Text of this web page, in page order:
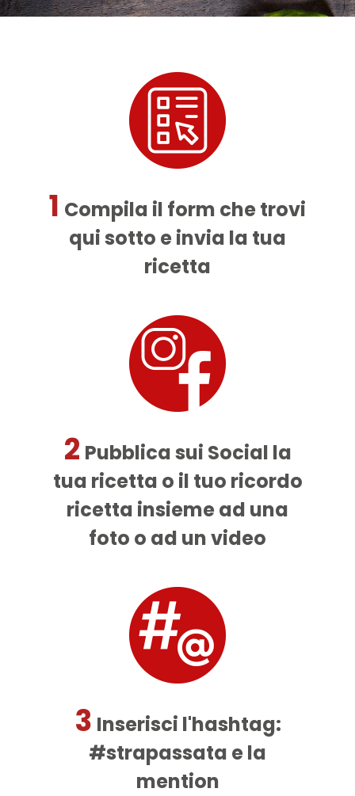
1 Compila il form che trovi
qui sotto e invia la tua
ricetta
2 Pubblica sui Social la
tua ricetta o il tuo ricordo
ricetta insieme ad una
foto o ad un video
3 Inserisci l'hashtag:
#strapassata e la
mention